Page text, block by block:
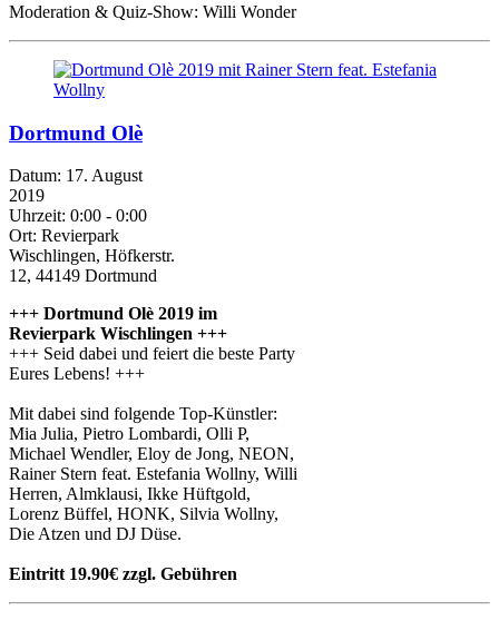
Moderation & Quiz-Show: Willi Wonder
Dortmund Olè
Datum: 17. August
2019
Uhrzeit: 0:00 - 0:00
Ort: Revierpark
Wischlingen, Höfkerstr.
12, 44149 Dortmund
+++ Dortmund Olè 2019 im
Revierpark Wischlingen +++
+++ Seid dabei und feiert die beste Party
Eures Lebens! +++
Mit dabei sind folgende Top-Künstler:
Mia Julia, Pietro Lombardi, Olli P,
Michael Wendler, Eloy de Jong, NEON,
Rainer Stern feat. Estefania Wollny, Willi
Herren, Almklausi, Ikke Hüftgold,
Lorenz Büffel, HONK, Silvia Wollny,
Die Atzen und DJ Düse.
Eintritt 19.90€ zzgl. Gebühren